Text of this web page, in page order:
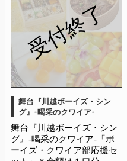
受付終了
舞台『川越ボーイズ・シン
グ』-喝采のクワイア-
舞台『川越ボーイズ・シン
グ』-喝采のクワイア-「ボ
ーイズ・クワイア部応援セ